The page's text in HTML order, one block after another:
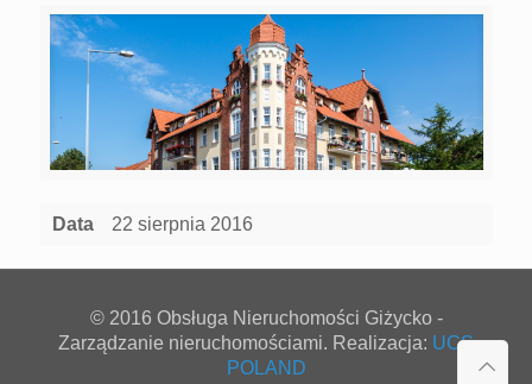
Data 22 sierpnia 2016
© 2016 Obsługa Nieruchomości Giżycko -
Zarządzanie nieruchomościami. Realizacja: UCS
POLAND